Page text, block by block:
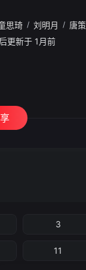
思琦 / 刘明月 / 唐策
更新于 1月前
3
11